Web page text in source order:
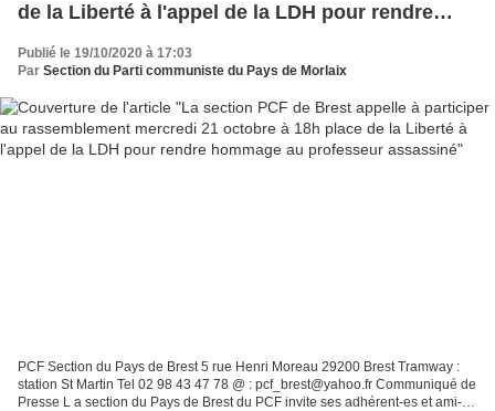
de la Liberté à l'appel de la LDH pour rendre
hommage au professeur assassiné
Publié le 19/10/2020 à 17:03
Par Section du Parti communiste du Pays de Morlaix
PCF Section du Pays de Brest 5 rue Henri Moreau 29200 Brest Tramway :
station St Martin Tel 02 98 43 47 78 @ : pcf_brest@yahoo.fr Communiqué de
Presse L a section du Pays de Brest du PCF invite ses adhérent-es et ami-es